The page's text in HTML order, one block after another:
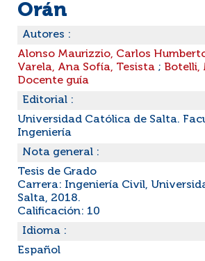
Orán
Autores :
Alonso Maurizzio, Carlos
Varela, Ana Sofía, Tesista ; Botelli,
Docente guía
Editorial :
Universidad Católica de Salta.
Ingeniería
Nota general :
Tesis de Grado
Carrera: Ingeniería Civil,
Salta, 2018.
Calificación: 10
Idioma :
Español